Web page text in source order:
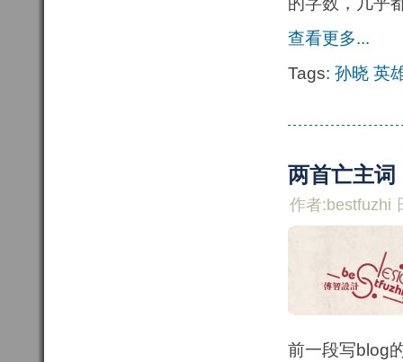
查看更多...
Tags: 孙晓 英
两首亡主词
作者:bestfuzhi
前一段写blog